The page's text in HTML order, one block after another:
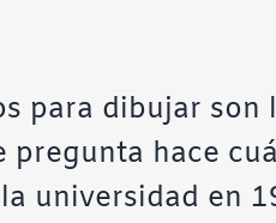
para dibujar
pregunta hace
universidad en